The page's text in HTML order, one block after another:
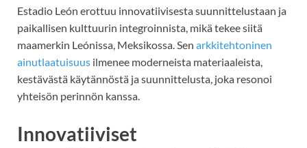
Estadio León erottuu innovatiivisesta suunnittelustaan ja
paikallisen kulttuurin integroinnista, mikä tekee siitä
maamerkin Leónissa, Meksikossa. Sen arkkitehtoninen
ainutlaatuisuus ilmenee moderneista materiaaleista,
kestävästä käytännöstä ja suunnittelusta, joka resonoi
yhteisön perinnön kanssa.
Innovatiiviset